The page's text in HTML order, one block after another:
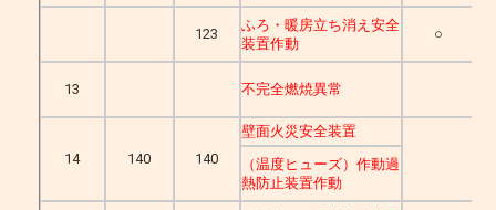
123
ふろ・暖房立ち消え安全
装置作動
○
13 不完全燃焼異常
14 140 140
壁面火災安全装置
（温度ヒューズ）作動過
熱防止装置作動